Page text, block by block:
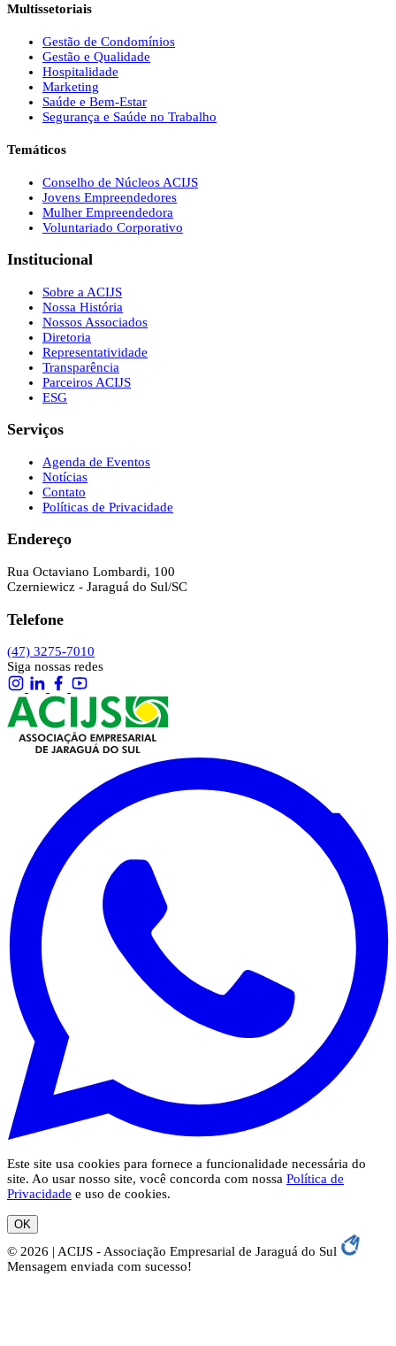
Multissetoriais
Gestão de Condomínios
Gestão e Qualidade
Hospitalidade
Marketing
Saúde e Bem-Estar
Segurança e Saúde no Trabalho
Temáticos
Conselho de Núcleos ACIJS
Jovens Empreendedores
Mulher Empreendedora
Voluntariado Corporativo
Institucional
Sobre a ACIJS
Nossa História
Nossos Associados
Diretoria
Representatividade
Transparência
Parceiros ACIJS
ESG
Serviços
Agenda de Eventos
Notícias
Contato
Políticas de Privacidade
Endereço
Rua Octaviano Lombardi, 100
Czerniewicz - Jaraguá do Sul/SC
Telefone
(47) 3275-7010
Siga nossas redes
Este site usa cookies para fornece a funcionalidade necessária do
site. Ao usar nosso site, você concorda com nossa Política de
Privacidade e uso de cookies.
OK
© 2026 | ACIJS - Associação Empresarial de Jaraguá do Sul
Mensagem enviada com sucesso!